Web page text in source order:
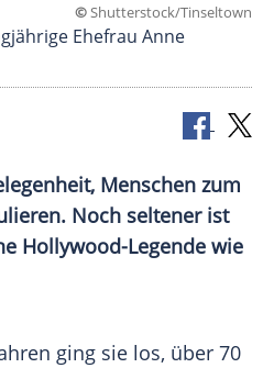
©Shutterstock/Tinseltown
Ehefrau Anne
Menschen zum
Noch seltener ist
Hollywood-Legende wie
ging sie los, über 70